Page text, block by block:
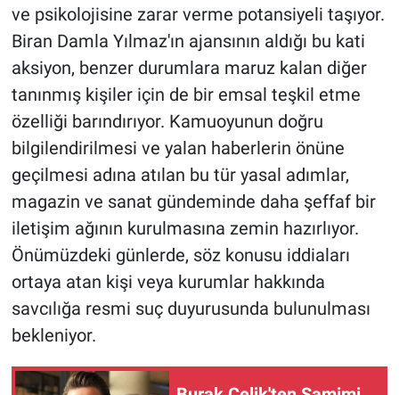
ve psikolojisine zarar verme potansiyeli taşıyor.
Biran Damla Yılmaz'ın ajansının aldığı bu kati
aksiyon, benzer durumlara maruz kalan diğer
tanınmış kişiler için de bir emsal teşkil etme
özelliği barındırıyor. Kamuoyunun doğru
bilgilendirilmesi ve yalan haberlerin önüne
geçilmesi adına atılan bu tür yasal adımlar,
magazin ve sanat gündeminde daha şeffaf bir
iletişim ağının kurulmasına zemin hazırlıyor.
Önümüzdeki günlerde, söz konusu iddiaları
ortaya atan kişi veya kurumlar hakkında
savcılığa resmi suç duyurusunda bulunulması
bekleniyor.